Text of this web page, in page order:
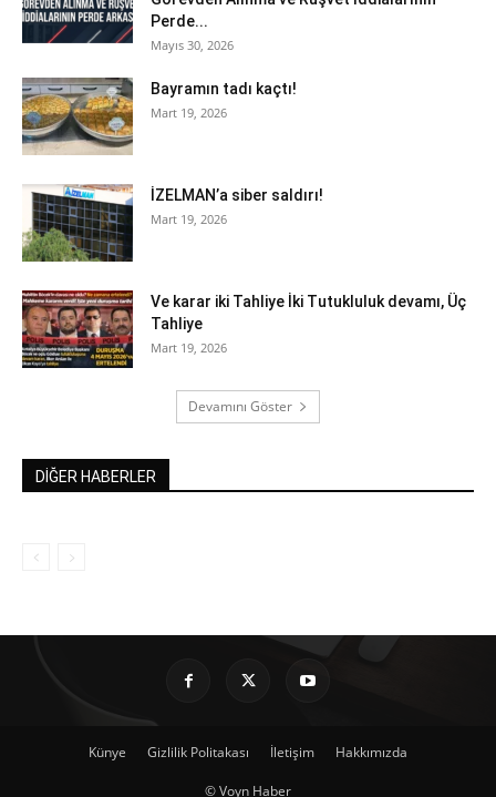
Perde...
Mayıs 30, 2026
Bayramın tadı kaçtı!
Mart 19, 2026
İZELMAN’a siber saldırı!
Mart 19, 2026
Ve karar iki Tahliye İki Tutukluluk devamı, Üç
Tahliye
Mart 19, 2026
Devamını Göster
DİĞER HABERLER
Künye Gizlilik Politakası İletişim Hakkımızda
© Voyn Haber